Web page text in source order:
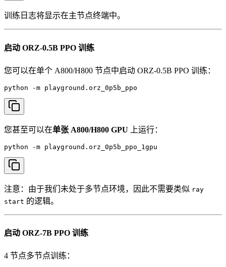
训练日志将显示在主节点终端中。
启动 ORZ-0.5B PPO 训练
您可以在单个 A800/H800 节点中启动 ORZ-0.5B PPO 训练：
python -m playground.orz_0p5b_ppo
您甚至可以在单张 A800/H800 GPU 上运行：
python -m playground.orz_0p5b_ppo_1gpu
注意：由于我们未处于多节点环境，因此不需要类似 ray
start 的逻辑。
启动 ORZ-7B PPO 训练
4 节点多节点训练：